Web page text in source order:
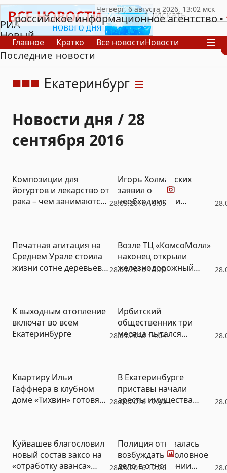
РИА
Новый
День
российское информационное агентство
Главное Кратко Все новостиНовости
В России
В мире
Последние новости
Екатеринбург
Новости дня / 28
сентября 2016
28.09.2016 18:05
Композиции для
йогуртов и лекарство от
рака – чем занимаются
Видео
Игорь Холманских
заявил о
необходимости
28.09.2016 15:29
Печатная агитация на
Среднем Урале стоила
жизни сотне деревьев
Возле ТЦ «КомсоМолл»
наконец открыли
железнодорожный
28.09.2016 14:04
К выходным отопление
включат во всем
Екатеринбурге
Ирбитский
общественник три
месяца пытался
28.09.2016 12:40
Квартиру Ильи
Гаффнера в клубном
доме «Тихвин» готовят к
В Екатеринбурге
приставы начали
аресты имущества
28.09.2016 12:26
Куйвашев благословил
новый состав заксо на
«отработку аванса»
Фото
Полиция отказалась
возбуждать уголовное
дело в отношении